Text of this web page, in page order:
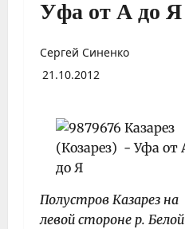
Уфа от А до Я
Сергей Синенко
21.10.2012
Полустров Казарез на
левой стороне р. Белой